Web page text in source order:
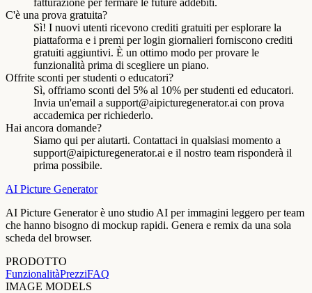
C'è una prova gratuita?
Sì! I nuovi utenti ricevono crediti gratuiti per esplorare la
piattaforma e i premi per login giornalieri forniscono crediti
gratuiti aggiuntivi. È un ottimo modo per provare le
funzionalità prima di scegliere un piano.
Offrite sconti per studenti o educatori?
Sì, offriamo sconti del 5% al 10% per studenti ed educatori.
Invia un'email a support@aipicturegenerator.ai con prova
accademica per richiederlo.
Hai ancora domande?
Siamo qui per aiutarti. Contattaci in qualsiasi momento a
support@aipicturegenerator.ai e il nostro team risponderà il
prima possibile.
AI Picture Generator
AI Picture Generator è uno studio AI per immagini leggero per team
che hanno bisogno di mockup rapidi. Genera e remix da una sola
scheda del browser.
PRODOTTO
FunzionalitàPrezziFAQ
IMAGE MODELS